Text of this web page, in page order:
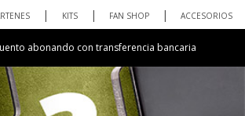
KITS FAN SHOP ACCESORIOS
abonando con transferencia bancaria